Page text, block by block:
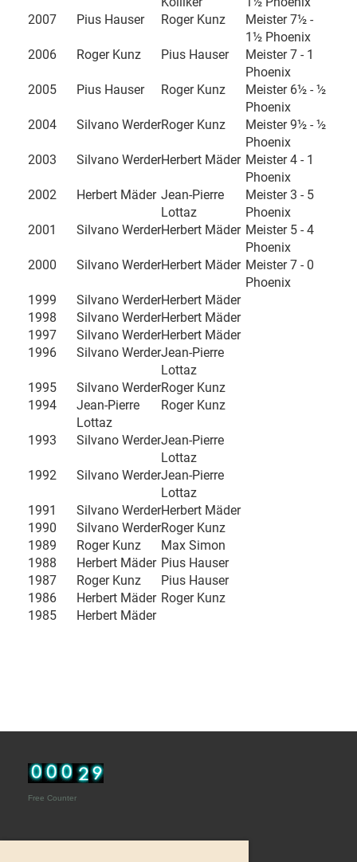
2007
Pius Hauser Roger Kunz
Meister 7½ -
1½ Phoenix
2006
Roger Kunz Pius Hauser
Meister 7 - 1
Phoenix
2005
Pius Hauser Roger Kunz
Meister 6½ - ½
Phoenix
2004
Silvano WerderRoger Kunz
Meister 9½ - ½
Phoenix
2003
Silvano WerderHerbert Mäder Meister 4 - 1
Phoenix
2002
Herbert Mäder Jean-Pierre
Lottaz
Meister 3 - 5
Phoenix
2001
Silvano WerderHerbert Mäder Meister 5 - 4
Phoenix
2000
Silvano WerderHerbert Mäder Meister 7 - 0
Phoenix
1999
Silvano WerderHerbert Mäder
1998
Silvano WerderHerbert Mäder
1997
Silvano WerderHerbert Mäder
1996
Silvano WerderJean-Pierre
Lottaz
1995
Silvano WerderRoger Kunz
1994
Jean-Pierre
Lottaz
Roger Kunz
1993 Silvano WerderJean-Pierre
Lottaz
1992
Silvano WerderJean-Pierre
Lottaz
1991
Silvano WerderHerbert Mäder
1990
Silvano WerderRoger Kunz
1989
Roger Kunz
Max Simon
1988
Herbert Mäder Pius Hauser
1987
Roger Kunz
Pius Hauser
1986
Herbert Mäder Roger Kunz
1985
Herbert Mäder
Free Counter
© Schachclub Phoenix